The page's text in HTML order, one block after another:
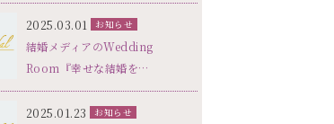
2025.03.01 お知らせ
結婚メディアのWedding
Room『幸せな結婚を…
2025.01.23 お知らせ